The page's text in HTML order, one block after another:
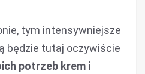
tym intensywniejsze
będzie tutaj oczywiście
potrzeb krem i